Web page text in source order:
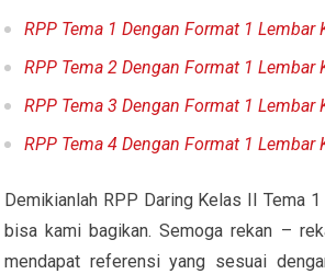
RPP Tema 1 Dengan Format 1 Lembar
RPP Tema 2 Dengan Format 1 Lembar
RPP Tema 3 Dengan Format 1 Lembar
RPP Tema 4 Dengan Format 1 Lembar
Demikianlah RPP Daring Kelas II Tema
bisa kami bagikan. Semoga rekan –
mendapat referensi yang sesuai